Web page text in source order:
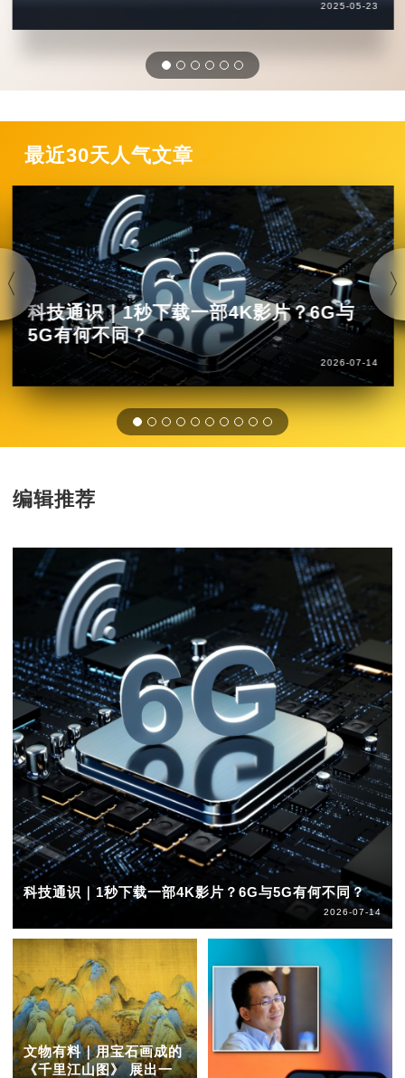
2025-05-23
最近30天人气文章
科技通识｜1秒下载一部4K影片？6G与
5G有何不同？
2026-07-14
编辑推荐
科技通识｜1秒下载一部4K影片？6G与5G有何不同？
2026-07-14
文物有料｜用宝石画成的
《千里江山图》 展出一